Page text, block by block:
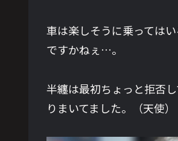
車は楽しそうに乗っては
ですかねぇ…。
半纏は最初ちょっと拒否
りまいてました。（天使）